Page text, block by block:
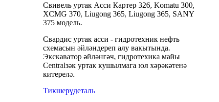
Свивель уртак Асси Картер 326, Komatu 300,
XCMG 370, Liugong 365, Liugong 365, SANY
375 модель.
Свардис уртак асси - гидротехник нефть
схемасын әйләндереп алу вакытында.
Экскаватор әйләнгәч, гидротехика майы
Centralзәк уртак кушылмага юл хәрәкәтенә
китерелә.
Тикшерүдеталь